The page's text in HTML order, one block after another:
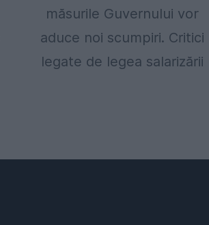
măsurile Guvernului vor
aduce noi scumpiri. Critici
legate de legea salarizării